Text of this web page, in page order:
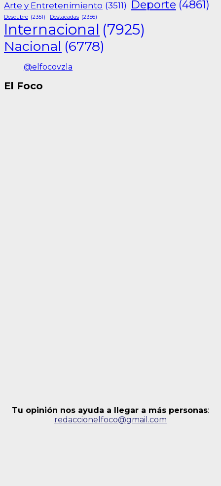
Arte y Entretenimiento (3511) Deporte (4861)
Descubre (2351) Destacadas (2356)
Internacional (7925)
Nacional (6778)
@elfocovzla
El Foco
Tu opinión nos ayuda a llegar a más personas:
redaccionelfoco@gmail.com